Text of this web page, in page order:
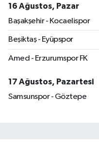
16 Ağustos, Pazar
Başakşehir - Kocaelispor
Beşiktaş - Eyüpspor
Amed - Erzurumspor FK
17 Ağustos, Pazartesi
Samsunspor - Göztepe